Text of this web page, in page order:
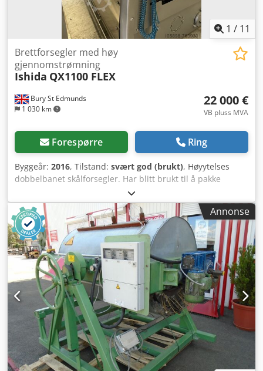
1 / 11
Bury St Edmunds
1 030 km
Brettforsegler med høy
gjennomstrømning
Ishida QX1100 FLEX
22 000 €
VB pluss MVA
Forespørre Ring
Byggeår: 2016, Tilstand: svært god (brukt), Høyytelses
dobbelbanet skålforsegler. Har blitt brukt til å pakke
lagdelte salater i runde skåler. Nypris over £300 000 i 2016.
Chedpfxsilfkgs Ahbsa
Annonse